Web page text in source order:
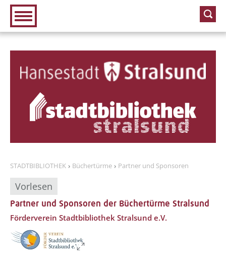
Zur Hauptnavigation
Zum Inhalt
STADTBIBLIOTHEK Büchertürme Partner und Sponsoren
Vorlesen
Partner und Sponsoren der Büchertürme Stralsund
??? absaetzeOben[1]/titel ???
Förderverein Stadtbibliothek Stralsund e.V.